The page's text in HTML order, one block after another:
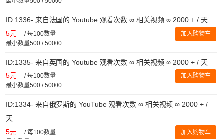
ID:1336- 来自法国的 Youtube 观看次数 ∞ 相关视频 ∞ 2000 + / 天
5元 /每100数量
最小数量500 / 50000
加入购物车
ID:1335- 来自英国的 Youtube 观看次数 ∞ 相关视频 ∞ 2000 + / 天
5元 /每100数量
最小数量500 / 50000
加入购物车
ID:1334- 来自俄罗斯的 YouTube 观看次数 ∞ 相关视频 ∞ 2000 + /
天
5元 /每100数量
加入购物车